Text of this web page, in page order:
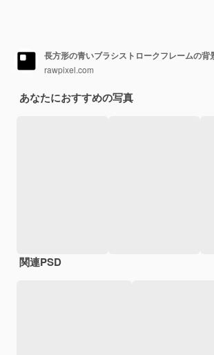
長方形の青いブラシストロークフレームの背
rawpixel.com
あなたにおすすめの写真
関連PSD